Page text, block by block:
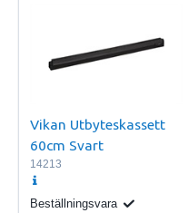
Vikan Utbyteskassett
60cm Svart
14213
Beställningsvara